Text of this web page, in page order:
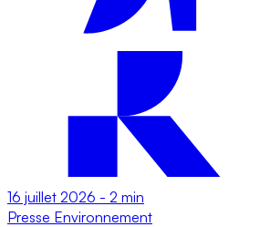
16 juillet 2026 - 2 min
Presse Environnement